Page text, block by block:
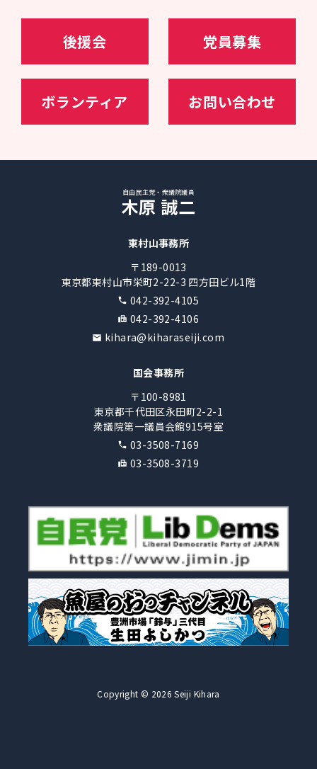
後援会 党員募集
ボランティア お問い合わせ
自由民主党・衆議院議員
木原 誠二
東村山事務所
〒189-0013
東京都東村山市栄町2-22-3 四方田ビル1階
042-392-4105
042-392-4106
kihara@kiharaseiji.com
国会事務所
〒100-8981
東京都千代田区永田町2-2-1
衆議院第一議員会館915号室
03-3508-7169
03-3508-3719
Copyright © 2026 Seiji Kihara